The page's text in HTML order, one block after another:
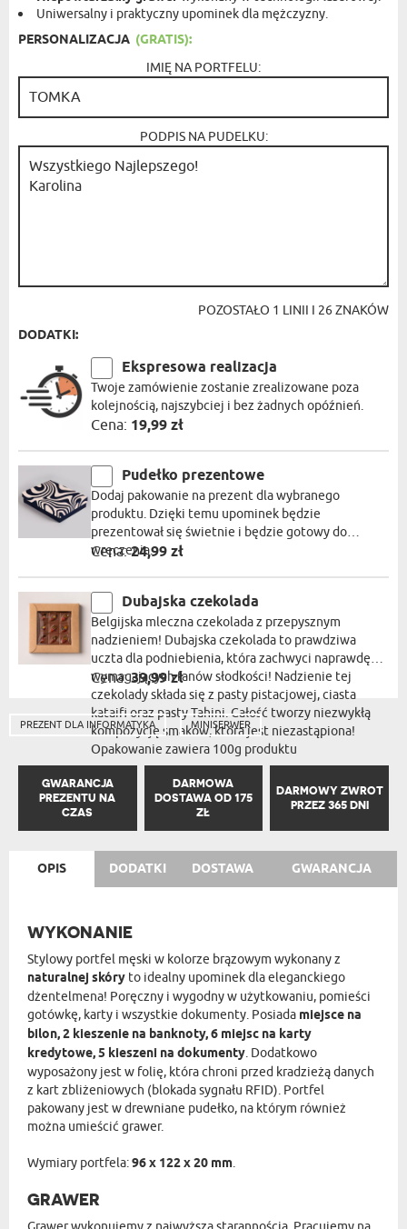
Uniwersalny i praktyczny upominek dla mężczyzny.
PERSONALIZACJA (GRATIS):
IMIĘ NA PORTFELU:
PODPIS NA PUDELKU:
POZOSTAŁO 1 LINII I 26ZNAKÓW
DODATKI:
Ekspresowa realizacja
Twoje zamówienie zostanie zrealizowane poza
kolejnością, najszybciej i bez żadnych opóźnień.
Cena: 19,99 zł
Pudełko prezentowe
Dodaj pakowanie na prezent dla wybranego
produktu. Dzięki temu upominek będzie
prezentował się świetnie i będzie gotowy do
wręczenia.
Cena:24,99 zł
Dubajska czekolada
Belgijska mleczna czekolada z przepysznym
nadzieniem! Dubajska czekolada to prawdziwa
uczta dla podniebienia, która zachwyci naprawdę
wymagających fanów słodkości! Nadzienie tej
czekolady składa się z pasty pistacjowej, ciasta
kataifi oraz pasty Tahini. Całość tworzy niezwykłą
kompozycję smaków, która jest niezastąpiona!
Opakowanie zawiera 100g produktu
Cena:39,99 zł
PREZENT DLA INFORMATYKA MINISERWER
GWARANCJA
PREZENTU NA
CZAS
DARMOWA
DOSTAWA OD 175
ZŁ
DARMOWY ZWROT
PRZEZ 365 DNI
OPIS DODATKI DOSTAWA GWARANCJA
WYKONANIE
Stylowy portfel męski w kolorze brązowym wykonany z
naturalnej skóry to idealny upominek dla eleganckiego
dżentelmena! Poręczny i wygodny w użytkowaniu, pomieści
gotówkę, karty i wszystkie dokumenty. Posiada miejsce na
bilon, 2 kieszenie na banknoty, 6 miejsc na karty
kredytowe, 5 kieszeni na dokumenty. Dodatkowo
wyposażony jest w folię, która chroni przed kradzieżą danych
z kart zbliżeniowych (blokada sygnału RFID). Portfel
pakowany jest w drewniane pudełko, na którym również
można umieścić grawer.
Wymiary portfela:96 x 122 x 20 mm.
GRAWER